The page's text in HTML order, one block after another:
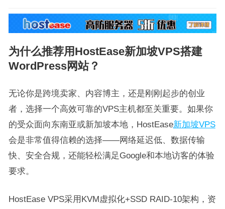
为什么推荐用HostEase新加坡VPS搭建
WordPress网站？
无论你是跨境卖家、内容博主，还是刚刚起步的创业
者，选择一个高效可靠的VPS主机都至关重要。如果你
的受众面向东南亚或新加坡本地，HostEase新加坡VPS
会是非常值得信赖的选择——网络延迟低、数据传输
快、安全合规，还能轻松满足Google和本地访客的体验
要求。
HostEase VPS采用KVM虚拟化+SSD RAID-10架构，资